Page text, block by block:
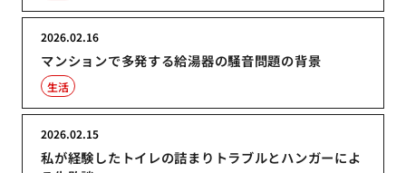
マンションで多発する給湯器の騒音問題の背景
2026.02.16
生活
私が経験したトイレの詰まりトラブルとハンガーによ
2026.02.15